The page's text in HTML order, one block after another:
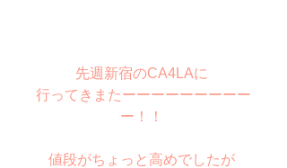
先週新宿のCA4LAに
行ってきまたーーーーーーーーー
ー！！
値段がちょっと高めでしたが